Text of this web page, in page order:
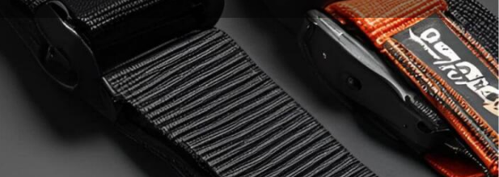
خانه تجهیزات ایمنی فردی کمربند ایمنی برگه 2